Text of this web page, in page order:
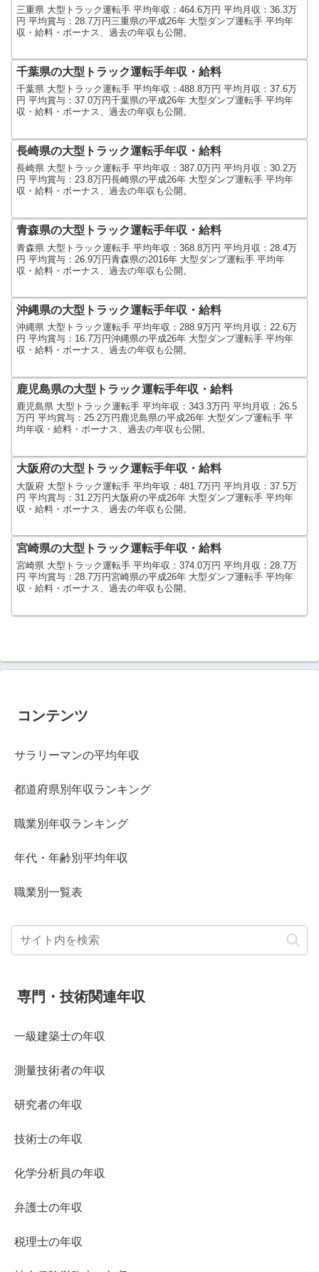
三重県 大型トラック運転手 平均年収：464.6万円 平均月収：36.3万
円 平均賞与：28.7万円三重県の平成26年 大型ダンプ運転手 平均年
収・給料・ボーナス、過去の年収も公開。
千葉県の大型トラック運転手年収・給料
千葉県 大型トラック運転手 平均年収：488.8万円 平均月収：37.6万
円 平均賞与：37.0万円千葉県の平成26年 大型ダンプ運転手 平均年
収・給料・ボーナス、過去の年収も公開。
長崎県の大型トラック運転手年収・給料
長崎県 大型トラック運転手 平均年収：387.0万円 平均月収：30.2万
円 平均賞与：23.8万円長崎県の平成26年 大型ダンプ運転手 平均年
収・給料・ボーナス、過去の年収も公開。
青森県の大型トラック運転手年収・給料
青森県 大型トラック運転手 平均年収：368.8万円 平均月収：28.4万
円 平均賞与：26.9万円青森県の2016年 大型ダンプ運転手 平均年
収・給料・ボーナス、過去の年収も公開。
沖縄県の大型トラック運転手年収・給料
沖縄県 大型トラック運転手 平均年収：288.9万円 平均月収：22.6万
円 平均賞与：16.7万円沖縄県の平成26年 大型ダンプ運転手 平均年
収・給料・ボーナス、過去の年収も公開。
鹿児島県の大型トラック運転手年収・給料
鹿児島県 大型トラック運転手 平均年収：343.3万円 平均月収：26.5
万円 平均賞与：25.2万円鹿児島県の平成26年 大型ダンプ運転手 平
均年収・給料・ボーナス、過去の年収も公開。
大阪府の大型トラック運転手年収・給料
大阪府 大型トラック運転手 平均年収：481.7万円 平均月収：37.5万
円 平均賞与：31.2万円大阪府の平成26年 大型ダンプ運転手 平均年
収・給料・ボーナス、過去の年収も公開。
宮崎県の大型トラック運転手年収・給料
宮崎県 大型トラック運転手 平均年収：374.0万円 平均月収：28.7万
円 平均賞与：28.7万円宮崎県の平成26年 大型ダンプ運転手 平均年
収・給料・ボーナス、過去の年収も公開。
コンテンツ
サラリーマンの平均年収
都道府県別年収ランキング
職業別年収ランキング
年代・年齢別平均年収
職業別一覧表
専門・技術関連年収
一級建築士の年収
測量技術者の年収
研究者の年収
技術士の年収
化学分析員の年収
弁護士の年収
税理士の年収